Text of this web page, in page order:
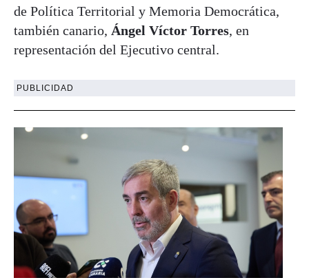
de Política Territorial y Memoria Democrática,
también canario, Ángel Víctor Torres, en
representación del Ejecutivo central.
PUBLICIDAD